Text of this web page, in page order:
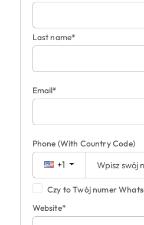
Last name*
Email*
Phone (With Country Code)
+1
Czy to Twój numer
Website*